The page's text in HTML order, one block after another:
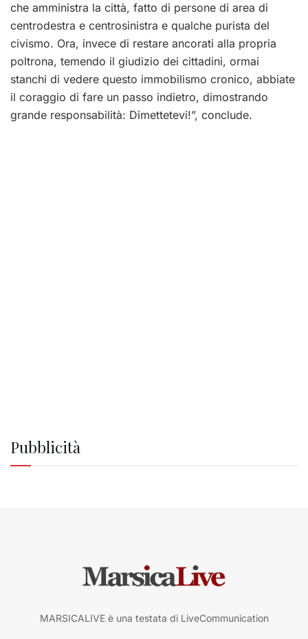
che amministra la città, fatto di persone di area di
centrodestra e centrosinistra e qualche purista del
civismo. Ora, invece di restare ancorati alla propria
poltrona, temendo il giudizio dei cittadini, ormai
stanchi di vedere questo immobilismo cronico, abbiate
il coraggio di fare un passo indietro, dimostrando
grande responsabilità: Dimettetevi!”, conclude.
Pubblicità
MARSICALIVE è una testata di LiveCommunication